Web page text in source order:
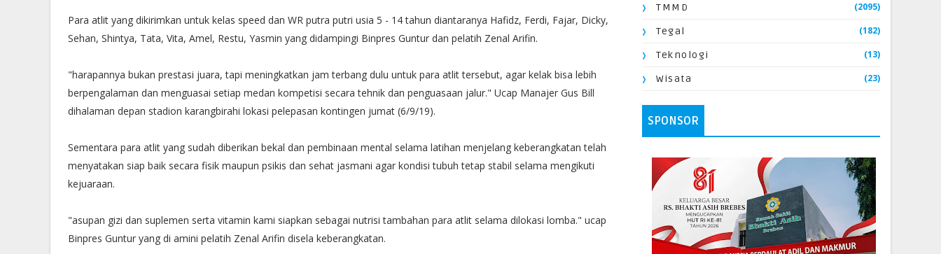
Para atlit yang dikirimkan untuk kelas speed dan WR putra putri usia 5 - 14 tahun diantaranya Hafidz, Ferdi, Fajar, Dicky,
Sehan, Shintya, Tata, Vita, Amel, Restu, Yasmin yang didampingi Binpres Guntur dan pelatih Zenal Arifin.
"harapannya bukan prestasi juara, tapi meningkatkan jam terbang dulu untuk para atlit tersebut, agar kelak bisa lebih
berpengalaman dan menguasai setiap medan kompetisi secara tehnik dan penguasaan jalur." Ucap Manajer Gus Bill
dihalaman depan stadion karangbirahi lokasi pelepasan kontingen jumat (6/9/19).
Sementara para atlit yang sudah diberikan bekal dan pembinaan mental selama latihan menjelang keberangkatan telah
menyatakan siap baik secara fisik maupun psikis dan sehat jasmani agar kondisi tubuh tetap stabil selama mengikuti
kejuaraan.
"asupan gizi dan suplemen serta vitamin kami siapkan sebagai nutrisi tambahan para atlit selama dilokasi lomba." ucap
Binpres Guntur yang di amini pelatih Zenal Arifin disela keberangkatan.
TMMD (2095)
Tegal (182)
Teknologi (13)
Wisata (23)
SPONSOR